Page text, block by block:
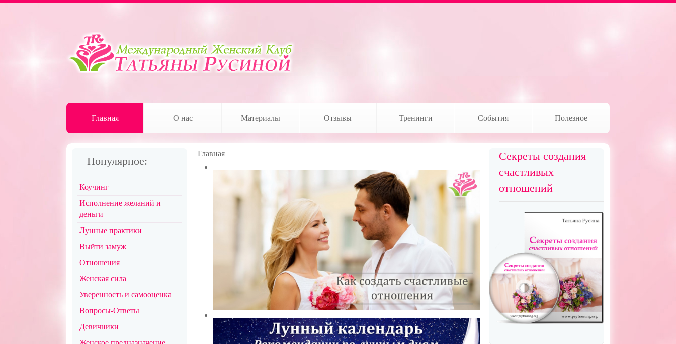
Главная О нас Материалы Отзывы Тренинги События Полезное
Главная
Популярное:
Коучинг
Исполнение желаний и
деньги
Лунные практики
Выйти замуж
Отношения
Женская сила
Уверенность и самооценка
Вопросы-Ответы
Девичники
Секреты создания
счастливых
отношений